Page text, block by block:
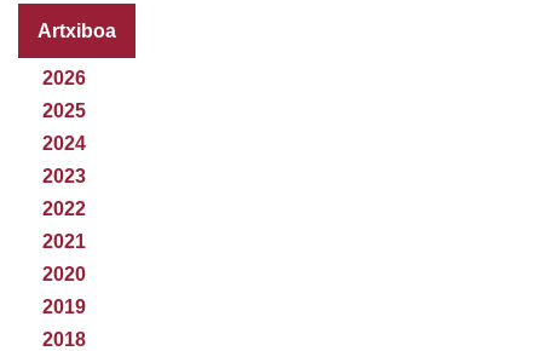
Artxiboa
2026
2025
2024
2023
2022
2021
2020
2019
2018